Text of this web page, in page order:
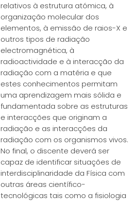
relativos à estrutura atómica, à
organização molecular dos
elementos, à emissão de raios-X e
outros tipos de radiação
electromagnética, à
radioactividade e à interacção da
radiação com a matéria e que
estes conhecimentos permitam
uma aprendizagem mais sólida e
fundamentada sobre as estruturas
e interacções que originam a
radiação e as interacções da
radiação com os organismos vivos.
No final, o discente deverá ser
capaz de identificar situações de
interdisciplinaridade da Física com
outras áreas científico-
tecnológicas tais como a fisiologia